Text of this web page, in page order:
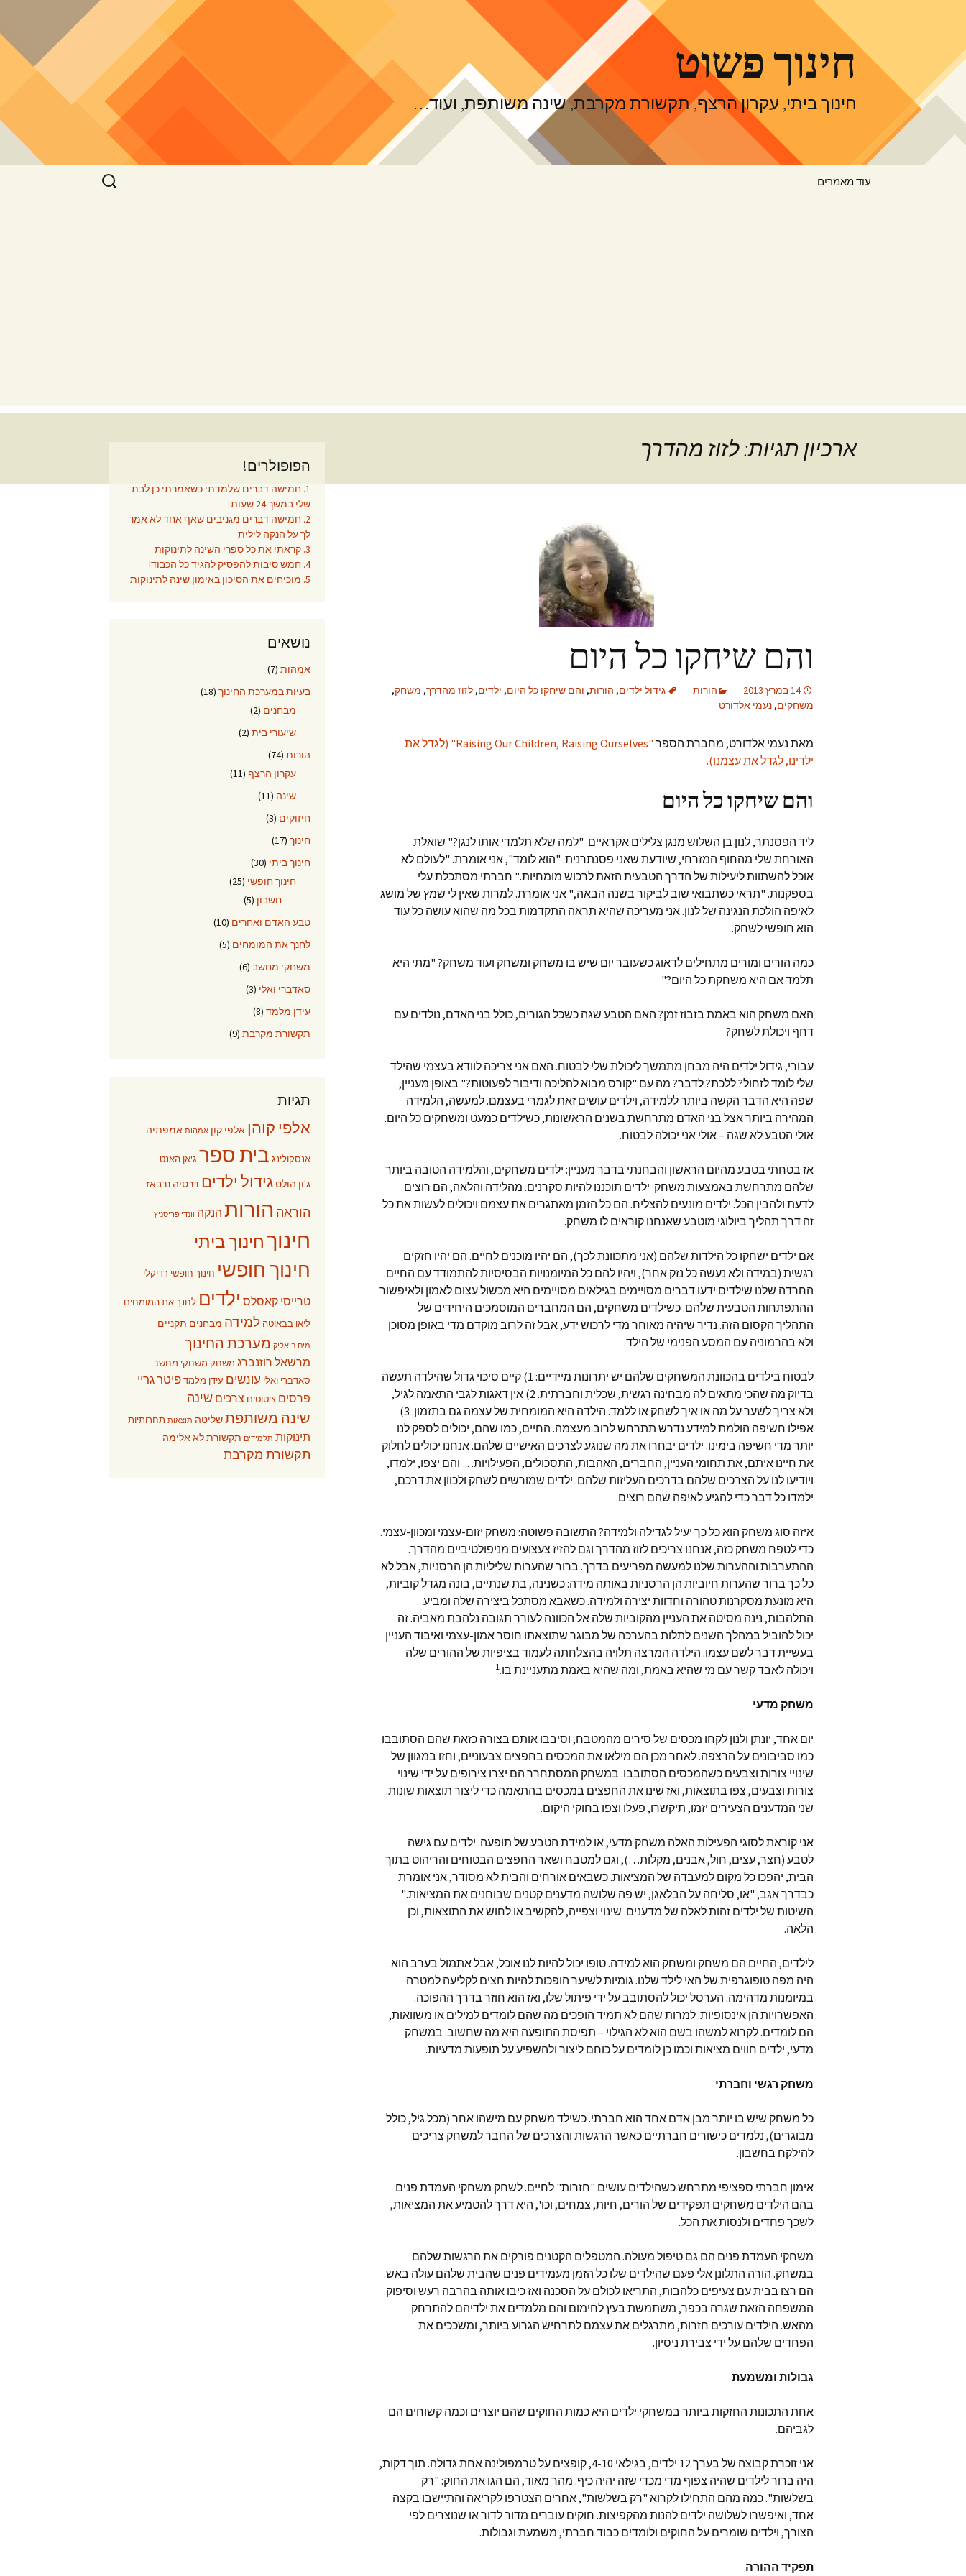
חינוך פשוט
חינוך ביתי, עקרון הרצף, תקשורת מקרבת, שינה משותפת, ועוד…
עוד מאמרים
חיפוש:
ארכיון תגיות: לזוז מהדרך
והם שיחקו כל היום
14 במרץ 2013 הורות גידול ילדים, הורות, והם שיחקו כל היום, ילדים, לזוז מהדרך, משחק,
משחקים, נעמי אלדורט
מאת נעמי אלדורט, מחברת הספר
"Raising Our Children, Raising Ourselves" (לגדל את
ילדינו, לגדל את עצמנו).
והם שיחקו כל היום
ליד הפסנתר, לנון בן השלוש מנגן צלילים אקראיים. "למה שלא תלמדי אותו לנגן?" שואלת
האורחת שלי מהחוף המזרחי, שיודעת שאני פסנתרנית. "הוא לומד", אני אומרת. "לעולם לא
אוכל להשתוות ליעילות של הדרך הטבעית הזאת לרכוש מומחיות." חברתי מסתכלת עלי
בספקנות. "תראי כשתבואי שוב לביקור בשנה הבאה," אני אומרת. למרות שאין לי שמץ של מושג
לאיפה הולכת הנגינה של לנון. אני מעריכה שהיא תראה התקדמות בכל מה שהוא עושה כל עוד
הוא חופשי לשחק.
כמה הורים ומורים מתחילים לדאוג כשעובר יום שיש בו משחק ומשחק ועוד משחק? "מתי היא
תלמד אם היא משחקת כל היום?"
האם משחק הוא באמת בזבוז זמן? האם הטבע שגה כשכל הגורים, כולל בני האדם, נולדים עם
דחף ויכולת לשחק?
עבורי, גידול ילדים היה מבחן מתמשך ליכולת שלי לבטוח. האם אני צריכה לוודא בעצמי שהילד
שלי לומד לזחול? ללכת? לדבר? מה עם "קורס מבוא להליכה ודיבור לפעוטות?" באופן מעניין,
שפה היא הדבר הקשה ביותר ללמידה, וילדים עושים זאת לגמרי בעצמם. למעשה, הלמידה
המהירה ביותר אצל בני האדם מתרחשת בשנים הראשונות, כשילדים כמעט ומשחקים כל היום.
אולי הטבע לא שגה – אולי אני יכולה לבטוח.
אז בטחתי בטבע מהיום הראשון והבחנתי בדבר מעניין: ילדים משחקים, והלמידה הטובה ביותר
שלהם מתרחשת באמצעות משחק. ילדים תוכננו להיות סקרנים. מהלידה והלאה, הם רוצים
לדעת ולהבין הכל. ילדים מונעים להצליח. הם כל הזמן מאתגרים את עצמם ויכולים לעשות את כל
זה דרך תהליך ביולוגי מוטבע שאנחנו קוראים לו משחק.
אם ילדים ישחקו כל הילדות שלהם (אני מתכוונת לכך), הם יהיו מוכנים לחיים. הם יהיו חזקים
רגשית (במידה ולא נעשה כל נזק אחר), ויהיו להם כל המיומנויות הבסיסיות להתמודד עם החיים.
החרדה שלנו שילדים ידעו דברים מסויימים בגילאים מסויימים היא מכשול עצום לאמון ולאיפשור
ההתפתחות הטבעית שלהם. כשילדים משחקים, הם המחברים המוסמכים היחידים של
התהליך הקסום הזה. נדיר שיהיה מאוחר מדי לרכוש ידע, אבל זה לרוב מוקדם מדי באופן מסוכן
ולא בהרמוניה עם המסע הפנימי של הילד.
לבטוח בילדים בהכוונת המשחקים שלהם יש יתרונות מיידיים: 1) קיים סיכוי גדול שהילדה תעשה
בדיוק מה שהכי מתאים לה מבחינה רגשית, שכלית וחברתית. 2) אין דאגות לגבי התאמה לגיל,
ולא צריך לשער על מה או איך לשחק או ללמד. הילדה היא המומחית של עצמה גם בתזמון. 3)
אפילו חשיפה הולמת למידע נדרש תתרחש לרוב מעצמה. החיים, כמו שהם, יכולים לספק לנו
יותר מדי חשיפה בימינו. ילדים יבחרו את מה שנוגע לצרכים האישיים שלהם. אנחנו יכולים לחלוק
את חיינו איתם, את תחומי העניין, החברים, האהבות, התסכולים, הפעילויות… והם יצפו, ילמדו,
ויודיעו לנו על הצרכים שלהם בדרכים העליזות שלהם. ילדים שמורשים לשחק ולכוון את דרכם,
ילמדו כל דבר כדי להגיע לאיפה שהם רוצים.
איזה סוג משחק הוא כל כך יעיל לגדילה ולמידה? התשובה פשוטה: משחק יזום-עצמי ומכוון-עצמי.
כדי לטפח משחק כזה, אנחנו צריכים לזוז מהדרך וגם להזיז צעצועים מניפולטיביים מהדרך.
ההתערבות וההערות שלנו למעשה מפריעים בדרך. ברור שהערות שליליות הן הרסניות, אבל לא
כל כך ברור שהערות חיוביות הן הרסניות באותה מידה: כשנינה, בת שנתיים, בונה מגדל קוביות,
היא מונעת מסקרנות טהורה וחדוות יצירה ולמידה. כשאבא מסתכל ביצירה שלה ומביע
התלהבות, נינה מסיטה את העניין מהקוביות שלה אל הכוונה לעורר תגובה נלהבת מאביה. זה
יכול להוביל במהלך השנים לתלות בהערכה של מבוגר שתוצאתו חוסר אמון-עצמי ואיבוד העניין
בעשיית דבר לשם עצמו. הילדה המרצה תלויה בהצלחתה לעמוד בציפיות של ההורים שלה
ויכולה לאבד קשר עם מי שהיא באמת, ומה שהיא באמת מתעניינת בו.1
משחק מדעי
יום אחד, יונתן ולנון לקחו מכסים של סירים מהמטבח, וסיבבו אותם בצורה כזאת שהם הסתובבו
כמו סביבונים על הרצפה. לאחר מכן הם מילאו את המכסים בחפצים צבעוניים, וחזו במגוון של
שינויי צורות וצבעים כשהמכסים הסתובבו. במשחק המסתחרר הם יצרו צירופים על ידי שינוי
צורות וצבעים, צפו בתוצאות, ואז שינו את החפצים במכסים בהתאמה כדי ליצור תוצאות שונות.
שני המדענים הצעירים יזמו, תיקשרו, פעלו וצפו בחוקי היקום.
אני קוראת לסוגי הפעילות האלה משחק מדעי, או למידת הטבע של תופעה. ילדים עם גישה
לטבע (חצר, עצים, חול, אבנים, מקלות…), וגם למטבח ושאר החפצים הבטוחים והריהוט בתוך
הבית, יהפכו כל מקום למעבדה של המציאות. כשבאים אורחים והבית לא מסודר, אני אומרת
כבדרך אגב, "או, סליחה על הבלאגן, יש פה שלושה מדענים קטנים שבוחנים את המציאות."
השיטות של ילדים זהות לאלה של מדענים. שינוי וצפייה, להקשיב או לחוש את התוצאות, וכן
הלאה.
לילדים, החיים הם משחק ומשחק הוא למידה. טופו יכול להיות לנו אוכל, אבל אתמול בערב הוא
היה מפה טופוגרפית של האי לילד שלנו. גומיות לשיער הופכות להיות חצים לקליעה למטרה
במיומנות מדהימה. הערסל יכול להסתובב על ידי פיתול שלו, ואז הוא חוזר בדרך ההפוכה.
האפשרויות הן אינסופיות. למרות שהם לא תמיד הופכים מה שהם לומדים למילים או משוואות,
הם לומדים. לקרוא למשהו בשם הוא לא הגילוי – תפיסת התופעה היא מה שחשוב. במשחק
מדעי, ילדים חווים מציאות וכמו כן לומדים על כוחם ליצור ולהשפיע על תופעות מדעיות.
משחק רגשי וחברתי
כל משחק שיש בו יותר מבן אדם אחד הוא חברתי. כשילד משחק עם מישהו אחר (מכל גיל, כולל
מבוגרים), נלמדים כישורים חברתיים כאשר הרגשות והצרכים של החבר למשחק צריכים
להילקח בחשבון.
אימון חברתי ספציפי מתרחש כשהילדים עושים "חזרות" לחיים. לשחק משחקי העמדת פנים
בהם הילדים משחקים תפקידים של הורים, חיות, צמחים, וכו', היא דרך להטמיע את המציאות,
לשכך פחדים ולנסות את הכל.
משחקי העמדת פנים הם גם טיפול מעולה. המטפלים הקטנים פורקים את הרגשות שלהם
במשחק. הורה התלונן אלי פעם שהילדים שלו כל הזמן מעמידים פנים שהבית שלהם עולה באש.
הם רצו בבית עם צעיפים כלהבות, התריאו לכולם על הסכנה ואז כיבו אותה בהרבה רעש וסיפוק.
המשפחה הזאת שגרה בכפר, משתמשת בעץ לחימום והם מלמדים את ילדיהם להתרחק
מהאש. הילדים עורכים חזרות, מתרגלים את עצמם לתרחיש הגרוע ביותר, ומשככים את
הפחדים שלהם על ידי צבירת ניסיון.
גבולות ומשמעת
אחת התכונות החזקות ביותר במשחקי ילדים היא כמות החוקים שהם יוצרים וכמה קשוחים הם
לגביהם.
אני זוכרת קבוצה של בערך 12 ילדים, בגילאי 4-10, קופצים על טרמפולינה אחת גדולה. תוך דקות,
היה ברור לילדים שהיה צפוף מדי מכדי שזה יהיה כיף. מהר מאוד, הם הגו את החוק: "רק
בשלשות". כמה מהם התחילו לקרוא "רק בשלשות", אחרים הצטרפו לקריאה והתיישבו בקצה
אחד, ואיפשרו לשלושה ילדים להנות מהקפיצות. חוקים עוברים מדור לדור או שנוצרים לפי
הצורך, וילדים שומרים על החוקים ולומדים כבוד חברתי, משמעת וגבולות.
תפקיד ההורה
הפופולרים!
1. חמישה דברים שלמדתי כשאמרתי כן לבת
שלי במשך 24 שעות
2. חמישה דברים מגניבים שאף אחד לא אמר
לך על הנקה לילית
3. קראתי את כל ספרי השינה לתינוקות
4. חמש סיבות להפסיק להגיד כל הכבוד!
5. מוכיחים את הסיכון באימון שינה לתינוקות
נושאים
אמהות (7)
בעיות במערכת החינוך (18)
מבחנים (2)
שיעורי בית (2)
הורות (74)
עקרון הרצף (11)
שינה (11)
חיזוקים (3)
חינוך (17)
חינוך ביתי (30)
חינוך חופשי (25)
חשבון (5)
טבע האדם ואחרים (10)
לחנך את המומחים (5)
משחקי מחשב (6)
סאדברי ואלי (3)
עידן מלמד (8)
תקשורת מקרבת (9)
תגיות
אלפי קוהן אלפי קון אמהות אמפתיה
אנסקולינג בית ספר ג'אן האנט
ג'ון הולט גידול ילדים דרסיה נרבאז
הוראה הורות הנקה וונדי פריסניץ
חינוךחינוך ביתי
חינוך חופשי חינוך חופשי רדיקלי
טרייסי קאסלס ילדים לחנך את המומחים
ליאו בבאוטה למידה מבחנים תקניים
מים ביאליק מערכת החינוך
מרשאל רוזנברג משחק משחקי מחשב
סאדברי ואלי עונשים עידן מלמד פיטר גריי
פרסים ציטוטים צרכים שינה
שינה משותפתשליטה תוצאות תחרותיות
תינוקות תלמידים תקשורת לא אלימה
תקשורת מקרבת